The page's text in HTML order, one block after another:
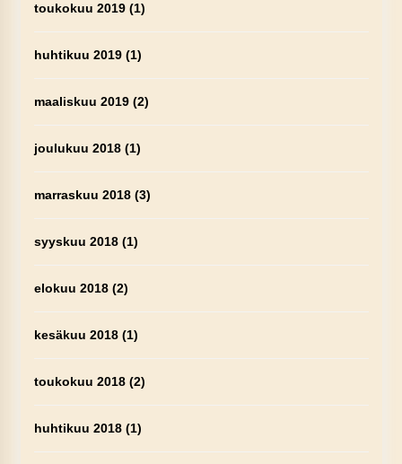
toukokuu 2019(1)
huhtikuu 2019(1)
maaliskuu 2019(2)
joulukuu 2018(1)
marraskuu 2018(3)
syyskuu 2018(1)
elokuu 2018(2)
kesäkuu 2018(1)
toukokuu 2018(2)
huhtikuu 2018(1)